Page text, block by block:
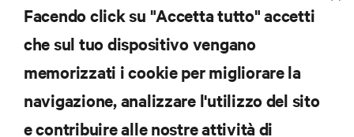
data center e infrastrutture.
ISCRIVITI SUBITO
Facendo click su "Accetta tutto" accetti
che sul tuo dispositivo vengano
memorizzati i cookie per migliorare la
navigazione, analizzare l'utilizzo del sito
e contribuire alle nostre attività di